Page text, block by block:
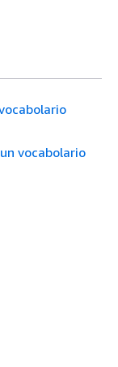
vocabolario